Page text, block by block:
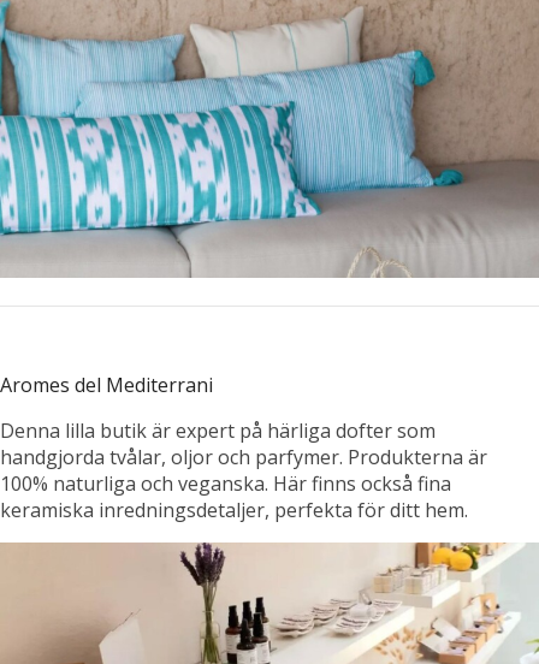
Aromes del Mediterrani
Denna lilla butik är expert på härliga dofter som
handgjorda tvålar, oljor och parfymer. Produkterna är
100% naturliga och veganska. Här finns också fina
keramiska inredningsdetaljer, perfekta för ditt hem.